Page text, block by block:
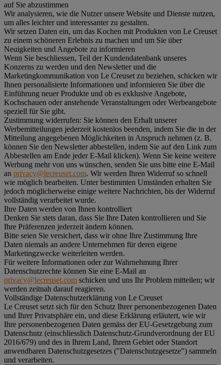
auf Sie abzustimmen
Wir analysieren, wie die Nutzer unsere Website und Dienste nutzen,
um alles leichter und interessanter zu gestalten.
Wir setzen Daten ein, um das Kochen mit Produkten von Le Creuset
zu einem schöneren Erlebnis zu machen und um Sie über
Neuigkeiten und Angebote zu informieren
Wenn Sie beschliessen, Teil der Kundendatenbank unseres
Konzerns zu werden und den Newsletter und die
Marketingkommunikation von Le Creuset zu beziehen, schicken wir
Ihnen personalisierte Informationen und informieren Sie über die
Einführung neuer Produkte und ob es exklusive Angebote,
Kochschauen oder anstehende Veranstaltungen oder Werbeangebote
speziell für Sie gibt.
Zustimmung widerrufen: Sie können den Erhalt unserer
Werbemitteilungen jederzeit kostenlos beenden, indem Sie die in der
Mitteilung angegebenen Möglichkeiten in Anspruch nehmen (z. B.
können Sie den Newsletter abbestellen, indem Sie auf den Link zum
Abbestellen am Ende jeder E-Mail klicken). Wenn Sie keine weitere
Werbung mehr von uns wünschen, senden Sie uns bitte eine E-Mail
an privacy@lecreuset.com. Wir werden Ihren Widerruf so schnell
wie möglich bearbeiten. Unter bestimmten Umständen erhalten Sie
jedoch möglicherweise einige weitere Nachrichten, bis der Widerruf
vollständig verarbeitet wurde.
Ihre Daten werden von Ihnen kontrolliert
Denken Sie stets daran, dass Sie Ihre Daten kontrollieren und Sie
Ihre Präferenzen jederzeit ändern können.
Bitte seien Sie versichert, dass wir ohne Ihre Zustimmung Ihre
Daten niemals an andere Unternehmen für deren eigene
Marketingzwecke weiterleiten werden.
Für weitere Informationen oder zur Wahrnehmung Ihrer
Datenschutzrechte können Sie eine E-Mail an
privacy@lecreuset.com schicken und uns Ihr Problem mitteilen; wir
werden zeitnah darauf reagieren.
Vollständige Datenschutzerklärung von Le Creuset
Le Creuset setzt sich für den Schutz Ihrer personenbezogenen Daten
und Ihrer Privatsphäre ein, und diese Erklärung erläutert, wie wir
Ihre personenbezogenen Daten gemäss der EU-Gesetzgebung zum
Datenschutz (einschliesslich Datenschutz-Grundverordnung der EU
2016/679) und des in Ihrem Land, Ihrem Gebiet oder Standort
anwendbaren Datenschutzgesetzes ("Datenschutzgesetze") sammeln
und verarbeiten.